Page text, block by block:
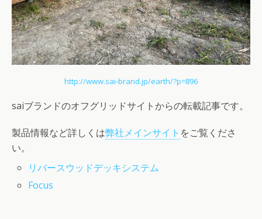
http://www.sai-brand.jp/earth/?p=896
saiブランドのオフグリッドサイトからの転載記事です。
製品情報など詳しくは弊社メインサイト をご覧くださ
い。
リバースウッドデッキシステム
Focus